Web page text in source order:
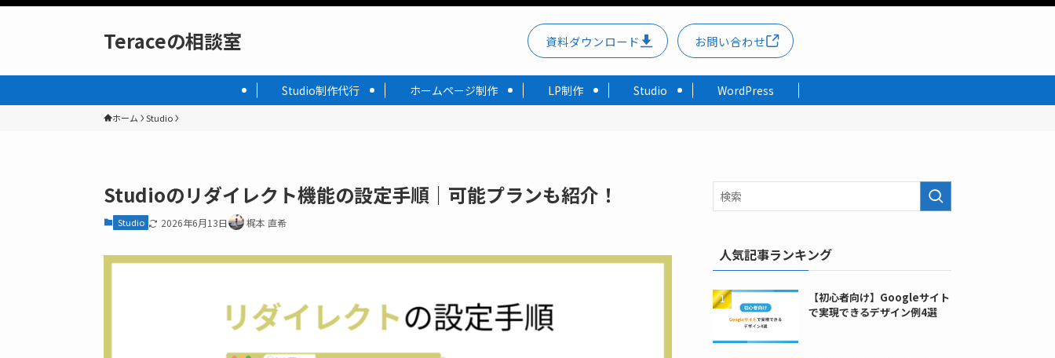
Teraceの相談室
Studio制作代行 ホームページ制作 LP制作 Studio WordPress
資料ダウンロード お問い合わせ
ホーム Studio
Studioのリダイレクト機能の設定手順｜可能プランも紹介！
Studio 2026年6月13日 梶本 直希
人気記事ランキング
【初心者向け】Googleサイト
で実現できるデザイン例4選